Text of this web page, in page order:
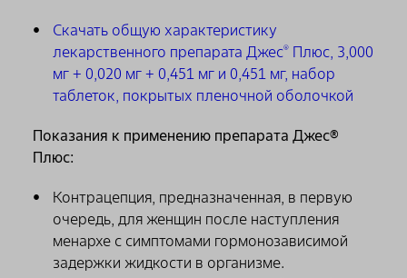
Скачать общую характеристику
лекарственного препарата Джес® Плюс, 3,000
мг + 0,020 мг + 0,451 мг и 0,451 мг, набор
таблеток, покрытых пленочной оболочкой
Показания к применению препарата Джес®
Плюс:
Контрацепция, предназначенная, в первую
очередь, для женщин после наступления
менархе с симптомами гормонозависимой
задержки жидкости в организме.